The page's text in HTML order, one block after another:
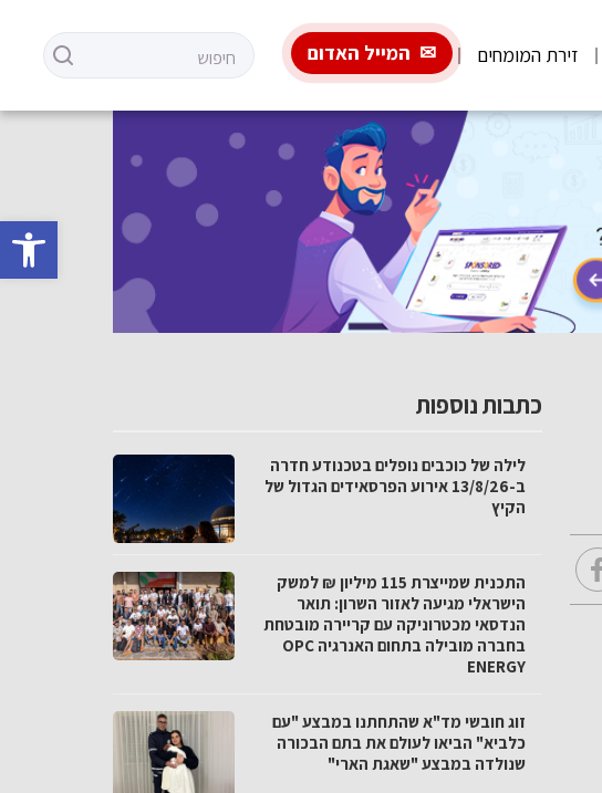
פתח
זירת המומחים המייל האדום
כתבות נוספות
לילה של כוכבים נופלים בטכנודע חדרה
ב-13/8/26 אירוע הפרסאידים הגדול של
הקיץ
התכנית שמייצרת 115 מיליון ₪ למשק
הישראלי מגיעה לאזור השרון: תואר
הנדסאי מכטרוניקה עם קריירה מובטחת
בחברה מובילה בתחום האנרגיה OPC
ENERGY
זוג חובשי מד"א שהתחתנו במבצע "עם
כלביא" הביאו לעולם את בתם הבכורה
שנולדה במבצע "שאגת הארי"